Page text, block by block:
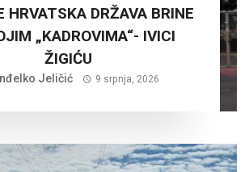
HRVATSKA DRŽAVA BRINE
„KADROVIMA“- IVICI
ŽIGIĆU
Jeličić 9 srpnja, 2026